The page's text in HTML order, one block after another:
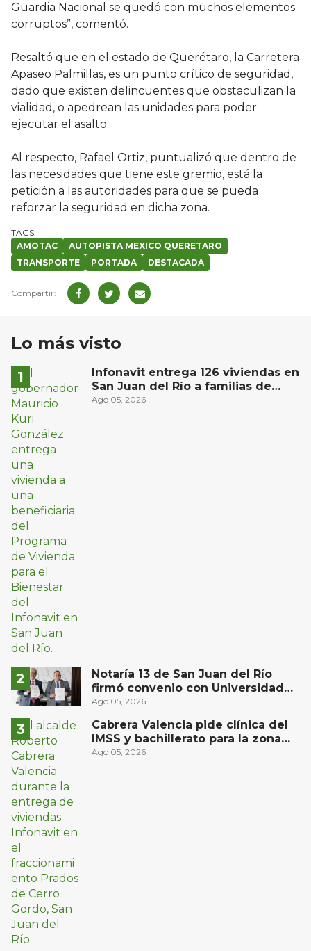
Guardia Nacional se quedó con muchos elementos
corruptos”, comentó.
Resaltó que en el estado de Querétaro, la Carretera
Apaseo Palmillas, es un punto crítico de seguridad,
dado que existen delincuentes que obstaculizan la
vialidad, o apedrean las unidades para poder
ejecutar el asalto.
Al respecto, Rafael Ortiz, puntualizó que dentro de
las necesidades que tiene este gremio, está la
petición a las autoridades para que se pueda
reforzar la seguridad en dicha zona.
AMOTAC
AUTOPISTA MEXICO QUERETARO
TRANSPORTE
PORTADA DESTACADA
Lo más visto
Infonavit entrega 126 viviendas en
San Juan del Río a familias de
bajos ingresos
Ago 05, 2026
Notaría 13 de San Juan del Río
firmó convenio con Universidad
Privada del Bajío para recibir
Ago 05, 2026
Cabrera Valencia pide clínica del
IMSS y bachillerato para la zona
oriente de San Juan del Río
Ago 05, 2026